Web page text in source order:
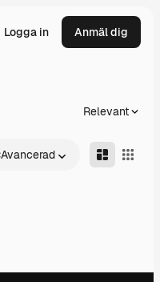
Logga in Anmäl dig
Relevant
Avancerad